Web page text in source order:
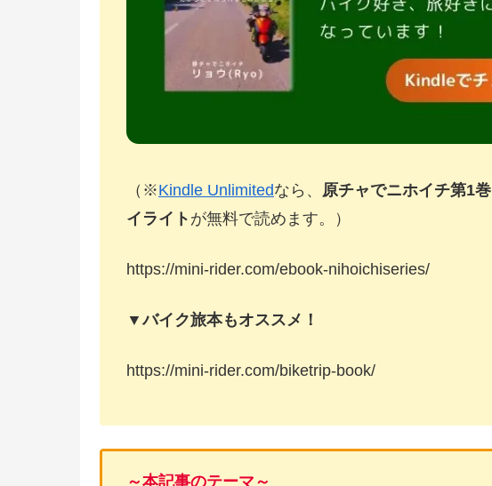
（※Kindle Unlimitedなら、 原チャでニホイチ第1巻
イライト が無料で読めます。）
https://mini-rider.com/ebook-nihoichiseries/
▼バイク旅本もオススメ！
https://mini-rider.com/biketrip-book/
～本記事のテーマ～